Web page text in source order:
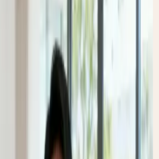
| 依托集团生态汇聚